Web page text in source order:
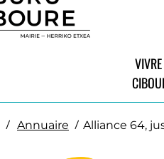
Annuaire Alliance 64,